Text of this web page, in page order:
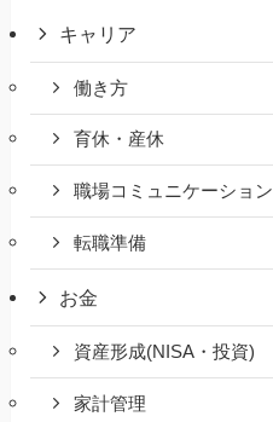
キャリア
働き方
育休・産休
職場コミュニケーション
転職準備
お金
資産形成(NISA・投資)
家計管理